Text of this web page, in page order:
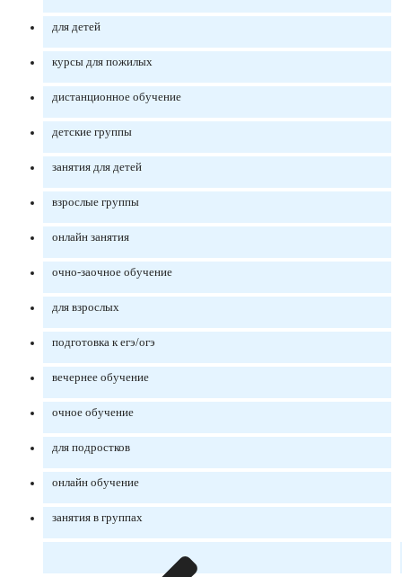
для детей
курсы для пожилых
дистанционное обучение
детские группы
занятия для детей
взрослые группы
онлайн занятия
очно-заочное обучение
для взрослых
подготовка к егэ/огэ
вечернее обучение
очное обучение
для подростков
онлайн обучение
занятия в группах